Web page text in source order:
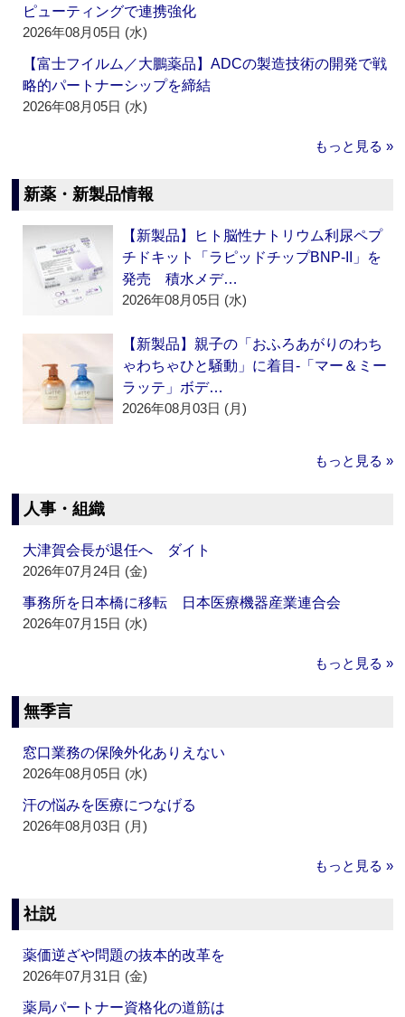
ピューティングで連携強化
2026年08月05日 (水)
【富士フイルム／大鵬薬品】ADCの製造技術の開発で戦
略的パートナーシップを締結
2026年08月05日 (水)
もっと見る »
新薬・新製品情報
【新製品】ヒト脳性ナトリウム利尿ペプ
チドキット「ラピッドチップBNP-II」を
発売 積水メデ…
2026年08月05日 (水)
【新製品】親子の「おふろあがりのわち
ゃわちゃひと騒動」に着目‐「マー＆ミー
ラッテ」ボデ…
2026年08月03日 (月)
もっと見る »
人事・組織
大津賀会長が退任へ ダイト
2026年07月24日 (金)
事務所を日本橋に移転 日本医療機器産業連合会
2026年07月15日 (水)
もっと見る »
無季言
窓口業務の保険外化ありえない
2026年08月05日 (水)
汗の悩みを医療につなげる
2026年08月03日 (月)
もっと見る »
社説
薬価逆ざや問題の抜本的改革を
2026年07月31日 (金)
薬局パートナー資格化の道筋は